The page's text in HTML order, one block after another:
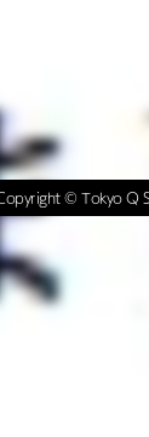
© Tokyo Q